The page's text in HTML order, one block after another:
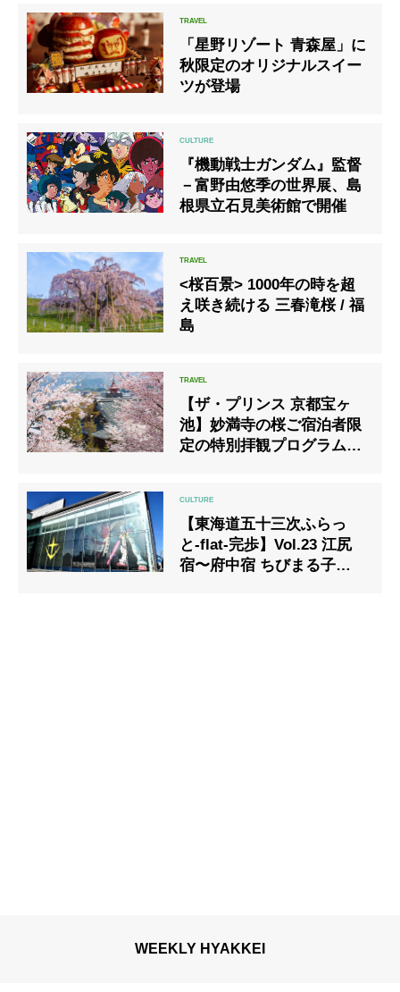
「星野リゾート 青森屋」に
秋限定のオリジナルスイー
ツが登場
『機動戦士ガンダム』監督
－富野由悠季の世界展、島
根県立石見美術館で開催
<桜百景> 1000年の時を超
え咲き続ける 三春滝桜 / 福
島
【ザ・プリンス 京都宝ヶ
池】妙満寺の桜ご宿泊者限
定の特別拝観プログラムを
【東海道五十三次ふらっ
と-flat-完歩】Vol.23 江尻
宿〜府中宿 ちびまる子ちゃ
WEEKLY HYAKKEI